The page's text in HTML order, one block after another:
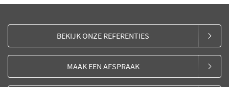
BEKIJK ONZE REFERENTIES
MAAK EEN AFSPRAAK